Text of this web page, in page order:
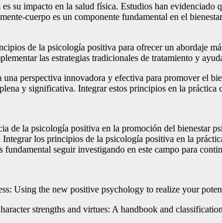
su impacto en la salud física. Estudios han
cuerpo es un componente fundamental en el
de la psicología positiva para ofrecer un abordaje
las estrategias tradicionales de tratamiento y
perspectiva innovadora y efectiva para promover el
y significativa. Integrar estos principios en la
de la psicología positiva en la promoción del bienestar
los principios de la psicología positiva en la
fundamental seguir investigando en este campo para
Using the new positive psychology to realize your
strengths and virtues: A handbook and